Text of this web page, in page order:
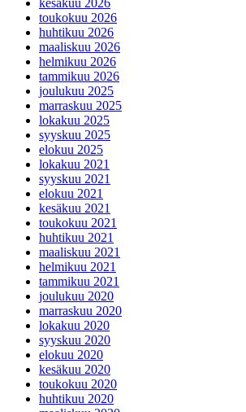
kesäkuu 2026
toukokuu 2026
huhtikuu 2026
maaliskuu 2026
helmikuu 2026
tammikuu 2026
joulukuu 2025
marraskuu 2025
lokakuu 2025
syyskuu 2025
elokuu 2025
lokakuu 2021
syyskuu 2021
elokuu 2021
kesäkuu 2021
toukokuu 2021
huhtikuu 2021
maaliskuu 2021
helmikuu 2021
tammikuu 2021
joulukuu 2020
marraskuu 2020
lokakuu 2020
syyskuu 2020
elokuu 2020
kesäkuu 2020
toukokuu 2020
huhtikuu 2020